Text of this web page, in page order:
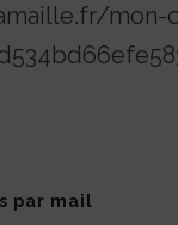
mon-
par mail